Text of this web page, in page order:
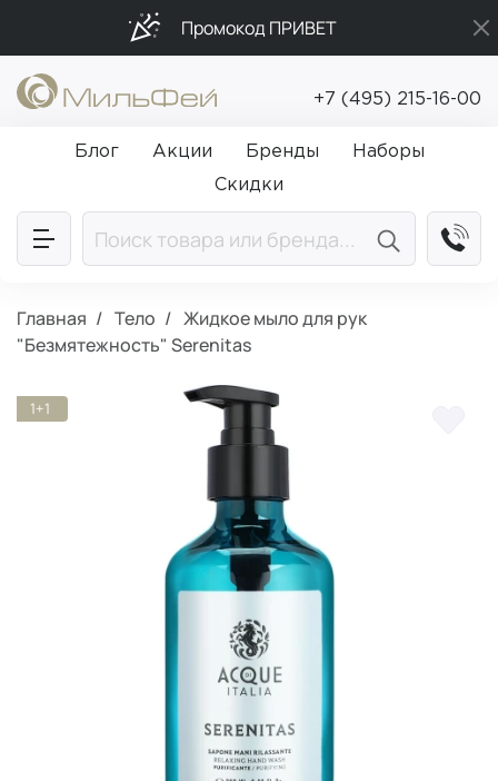
Промокод ПРИВЕТ
Подарки в каждый заказ от 5 000₽
Бесплатная доставка от 5 000₽
+7 (495) 215-16-00
Блог Акции Бренды
Наборы
Скидки
Главная Тело
Жидкое мыло для рук
"Безмятежность" Serenitas
1+1